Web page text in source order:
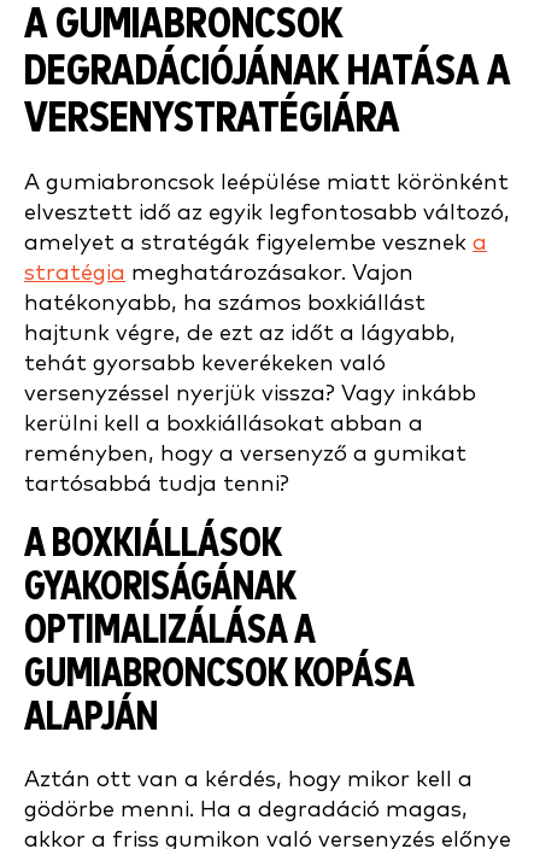
A GUMIABRONCSOK
DEGRADÁCIÓJÁNAK HATÁSA A
VERSENYSTRATÉGIÁRA
A gumiabroncsok leépülése miatt körönként
elvesztett idő az egyik legfontosabb változó,
amelyet a stratégák figyelembe vesznek a
stratégia meghatározásakor. Vajon
hatékonyabb, ha számos boxkiállást
hajtunk végre, de ezt az időt a lágyabb,
tehát gyorsabb keverékeken való
versenyzéssel nyerjük vissza? Vagy inkább
kerülni kell a boxkiállásokat abban a
reményben, hogy a versenyző a gumikat
tartósabbá tudja tenni?
A BOXKIÁLLÁSOK
GYAKORISÁGÁNAK
OPTIMALIZÁLÁSA A
GUMIABRONCSOK KOPÁSA
ALAPJÁN
Aztán ott van a kérdés, hogy mikor kell a
gödörbe menni. Ha a degradáció magas,
akkor a friss gumikon való versenyzés előnye